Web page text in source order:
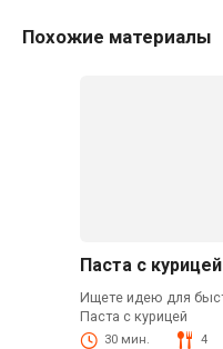
Похожие материалы
Паста с
Ищете идею для
Паста с курицей
30 мин. 4